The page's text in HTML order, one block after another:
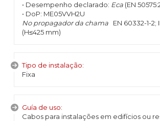
• Desempenho declarado: Eca (EN
• DoP: ME05VVH2U
No propagador da chama
EN 60332-1-2;
(H≤425 mm)
Tipo de instalação:
Fixa
Guía de uso:
Cabos para instalações em edifícios ou